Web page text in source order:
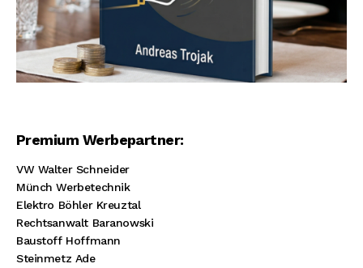
Premium Werbepartner:
VW Walter Schneider
Münch Werbetechnik
Elektro Böhler Kreuztal
Rechtsanwalt Baranowski
Baustoff Hoffmann
Steinmetz Ade